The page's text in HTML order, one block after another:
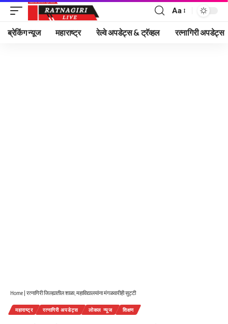
Font
Resizer
Aa
ब्रेकिंग न्यूज महाराष्ट्र रेल्वे अपडेट्स & ट्रॅव्हल रत्नागिरी अपडेट्स
Home | रत्नागिरी जिल्ह्यातील शाळा, महाविद्यालयांना मंगळवारीही सुट्टी
महाराष्ट्र रत्नागिरी अपडेट्स लोकल न्यूज शिक्षण